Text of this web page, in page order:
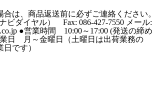
は、商品返送前に必ずご連絡ください。
ビダイヤル） Fax: 086-427-7550 メール:
●営業時間 10:00～17:00 (発送の締め
日 月～金曜日（土曜日は出荷業務の
です）